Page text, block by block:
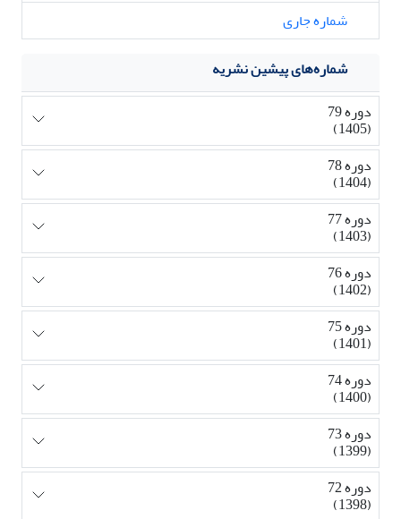
شماره جاری
شماره‌های پیشین نشریه
دوره 79
(1405)
دوره 78
(1404)
دوره 77
(1403)
دوره 76
(1402)
دوره 75
(1401)
دوره 74
(1400)
دوره 73
(1399)
دوره 72
(1398)